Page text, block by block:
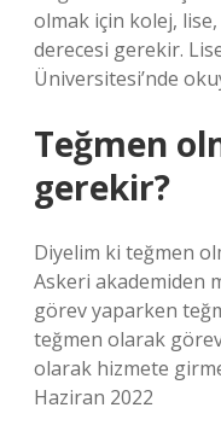
olmak için kolej,
derecesi gerekir.
Üniversitesi’nde
Teğmen
gerekir?
Diyelim ki teğmen
Askeri akademiden
görev yaparken
teğmen olarak
olarak hizmete
Haziran 2022